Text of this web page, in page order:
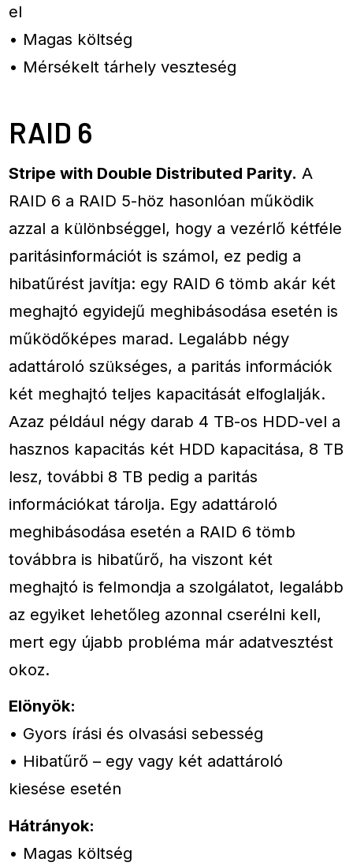
el
• Magas költség
• Mérsékelt tárhely veszteség
RAID 6
Stripe with Double Distributed Parity. A
RAID 6 a RAID 5-höz hasonlóan működik
azzal a különbséggel, hogy a vezérlő kétféle
paritásinformációt is számol, ez pedig a
hibatűrést javítja: egy RAID 6 tömb akár két
meghajtó egyidejű meghibásodása esetén is
működőképes marad. Legalább négy
adattároló szükséges, a paritás információk
két meghajtó teljes kapacitását elfoglalják.
Azaz például négy darab 4 TB-os HDD-vel a
hasznos kapacitás két HDD kapacitása, 8 TB
lesz, további 8 TB pedig a paritás
információkat tárolja. Egy adattároló
meghibásodása esetén a RAID 6 tömb
továbbra is hibatűrő, ha viszont két
meghajtó is felmondja a szolgálatot, legalább
az egyiket lehetőleg azonnal cserélni kell,
mert egy újabb probléma már adatvesztést
okoz.
Elönyök:
• Gyors írási és olvasási sebesség
• Hibatűrő – egy vagy két adattároló
kiesése esetén
Hátrányok:
• Magas költség